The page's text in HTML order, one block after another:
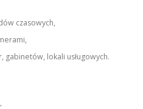
czasowych,
lokali usługowych.